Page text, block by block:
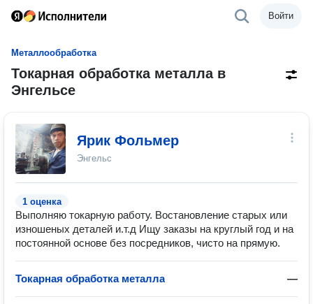
Войти
Металлообработка
Токарная обработка металла в
Энгельсе
Ярик Фольмер
Энгельс
1 оценка
Выполняю токарную работу. Востановление старых или
изношеных деталей и.т.д Ищу заказы на круглый год и на
постоянной основе без посредников, чисто на прямую.
Токарная обработка металла —